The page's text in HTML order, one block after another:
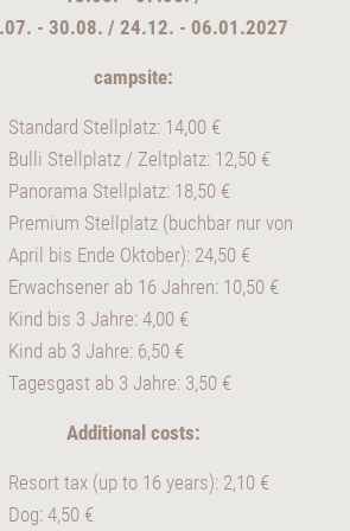
- 30.08. / 24.12. - 06.01.2027
campsite:
Standard Stellplatz: 14,00 €
Bulli Stellplatz / Zeltplatz: 12,50 €
Panorama Stellplatz: 18,50 €
Premium Stellplatz (buchbar nur von
April bis Ende Oktober): 24,50 €
Erwachsener ab 16 Jahren: 10,50 €
Kind bis 3 Jahre: 4,00 €
Kind ab 3 Jahre: 6,50 €
Tagesgast ab 3 Jahre: 3,50 €
Additional costs:
Resort tax (up to 16 years): 2,10 €
Dog: 4,50 €